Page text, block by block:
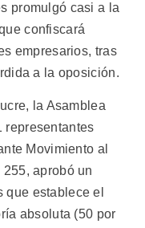
promulgó casi a la
confiscará
empresarios, tras
a la oposición.
la Asamblea
representantes
Movimiento al
aprobó un
que establece el
absoluta (50 por